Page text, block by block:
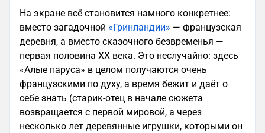
На экране всё становится намного конкретнее:
вместо загадочной «Гринландии» — французская
деревня, а вместо сказочного безвременья —
первая половина XX века. Это неслучайно: здесь
«Алые паруса» в целом получаются очень
французскими по духу, а время бежит и даёт о
себе знать (старик-отец в начале сюжета
возвращается с первой мировой, а через
несколько лет деревянные игрушки, которыми он